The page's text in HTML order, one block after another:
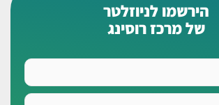
הירשמו לניוזלטר
של מרכז רוסינג